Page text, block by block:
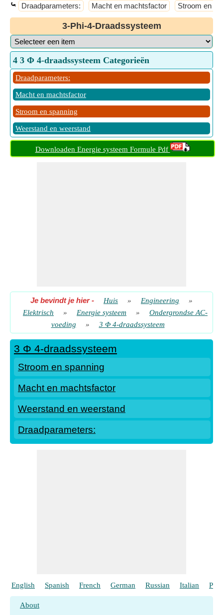
⤿ Draadparameters: Macht en machtsfactor Stroom en
3-Phi-4-Draadssysteem
4 3 Φ 4-draadssysteem Categorieën
Draadparameters:
Macht en machtsfactor
Stroom en spanning
Weerstand en weerstand
Downloaden Energie systeem Formule Pdf
Je bevindt je hier- Huis » Engineering
»
Elektrisch
» Energie systeem »
Ondergrondse AC-
voeding
» 3 Φ 4-draadssysteem
3 Φ 4-draadssysteem
Stroom en spanning
Macht en machtsfactor
Weerstand en weerstand
Draadparameters:
English Spanish French German Russian Italian
About